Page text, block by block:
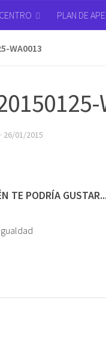
PLAN DE
WA0013
· 26/01/2015
TE PODRÍA GUSTAR...